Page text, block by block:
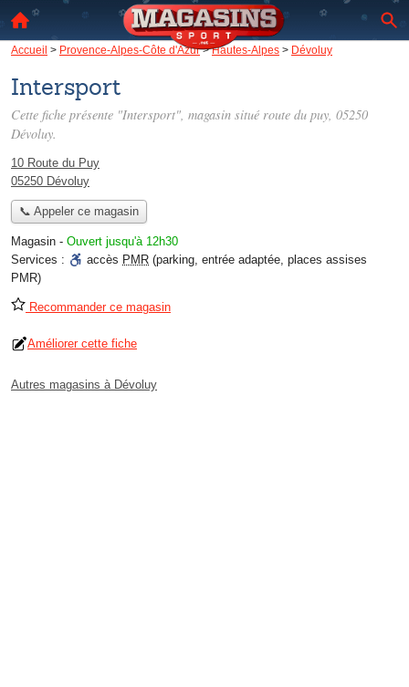
Accueil > Provence-Alpes-Côte d'Azur>Hautes-Alpes > Dévoluy
Intersport
Cette fiche présente "Intersport", magasin situé route du puy, 05250
Dévoluy.
10 Route du Puy
05250 Dévoluy
📞 Appeler ce magasin
Magasin - Ouvert jusqu'à 12h30
Services :
accès PMR (parking, entrée adaptée, places assises
PMR)
Recommander ce magasin
Améliorer cette fiche
Autres magasins à Dévoluy